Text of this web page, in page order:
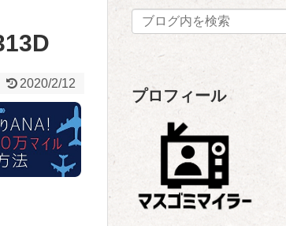
2020/2/12
プロフィール